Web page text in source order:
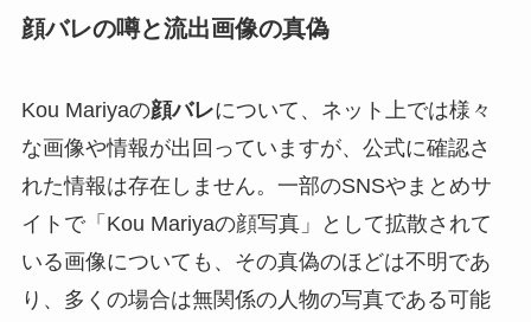
顔バレの噂と流出画像の真偽
Kou Mariyaの顔バレについて、ネット上では様々
な画像や情報が出回っていますが、公式に確認さ
れた情報は存在しません。一部のSNSやまとめサ
イトで「Kou Mariyaの顔写真」として拡散されて
いる画像についても、その真偽のほどは不明であ
り、多くの場合は無関係の人物の写真である可能